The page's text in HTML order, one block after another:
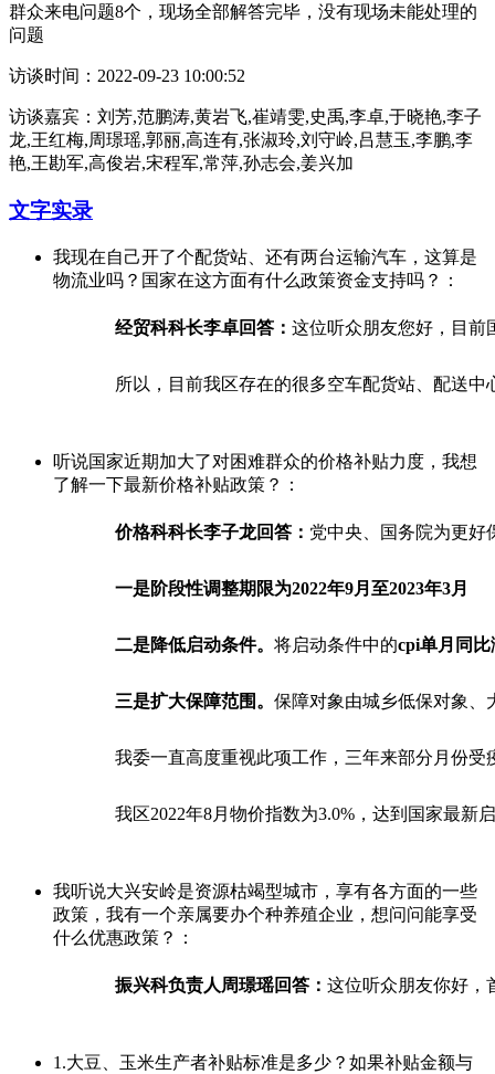
群众来电问题8个，现场全部解答完毕，没有现场未能处理的
问题
访谈时间： 2022-09-23 10:00:52
访谈嘉宾： 刘芳,范鹏涛,黄岩飞,崔靖雯,史禹,李卓,于晓艳,李子
龙,王红梅,周璟瑶,郭丽,高连有,张淑玲,刘守岭,吕慧玉,李鹏,李
艳,王勘军,高俊岩,宋程军,常萍,孙志会,姜兴加
文字实录
我现在自己开了个配货站、还有两台运输汽车，这算是
物流业吗？国家在这方面有什么政策资金支持吗？：
经贸科科长李卓回答： 这位听众朋友您好，目前
所以，目前我区存在的很多空车配货站、配送
听说国家近期加大了对困难群众的价格补贴力度，我想
了解一下最新价格补贴政策？：
价格科科长李子龙回答： 党中央、国务院为更好
一是阶段性调整期限为2022年9月至2023年3月
二是降低启动条件。 将启动条件中的cpi单月同
三是扩大保障范围 。 保障对象由城乡低保对象、
我委一直高度重视此项工作，三年来部分月份
我区2022年8月物价指数为3.0%，达到国家最
我听说大兴安岭是资源枯竭型城市，享有各方面的一些
政策，我有一个亲属要办个种养殖企业，想问问能享受
什么优惠政策？：
振兴科负责人周璟瑶回答： 这位听众朋友你好，
1.大豆、玉米生产者补贴标准是多少？如果补贴金额与